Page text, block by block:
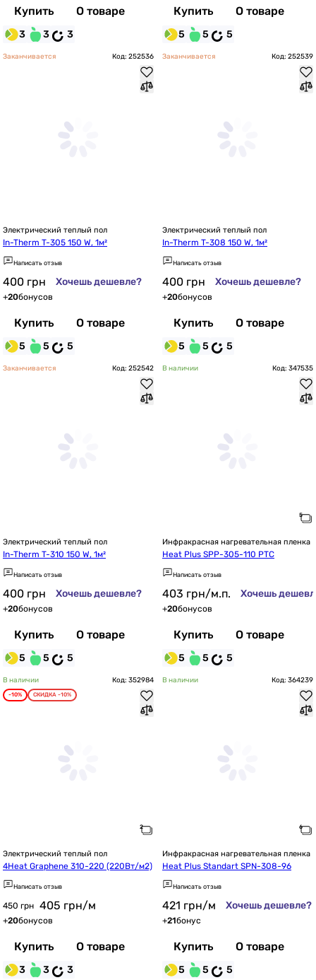
Купить О товаре
3 3 3
Купить О товаре
5 5 5
Заканчивается Код: 252536
Электрический теплый пол
In-Therm T-305 150 W, 1м²
Написать отзыв
400 грн Хочешь дешевле?
+20бонусов
Купить О товаре
5 5 5
Заканчивается Код: 252539
Электрический теплый пол
In-Therm T-308 150 W, 1м²
Написать отзыв
400 грн Хочешь дешевле?
+20бонусов
Купить О товаре
5 5 5
Заканчивается Код: 252542
Электрический теплый пол
In-Therm T-310 150 W, 1м²
Написать отзыв
400 грн Хочешь дешевле?
+20бонусов
Купить О товаре
5 5 5
В наличии Код: 347535
Инфракрасная нагревательная пленка
Heat Plus ЅРР-305-110 РТС
Написать отзыв
403 грн/м.п. Хочешь
+20бонусов
Купить О товаре
5 5 5
В наличии Код: 352984
-10% СКИДКА -10%
Электрический теплый пол
4Heat Graphene 310-220 (220Вт/м2)
Написать отзыв
450 грн 405 грн/м
+20бонусов
Купить О товаре
3 3 3
В наличии Код: 364239
Инфракрасная нагревательная пленка
Heat Plus Standart SPN-308-96
Написать отзыв
421 грн/м Хочешь дешевле?
+21бонус
Купить О товаре
5 5 5